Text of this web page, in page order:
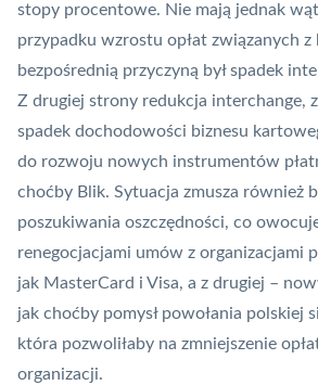
stopy procentowe. Nie mają jednak
przypadku wzrostu opłat związanych z
bezpośrednią przyczyną był spadek
Z drugiej strony redukcja interchange,
spadek dochodowości biznesu
do rozwoju nowych instrumentów
choćby Blik. Sytuacja zmusza również
poszukiwania oszczędności, co
renegocjacjami umów z organizacjami
jak MasterCard i Visa, a z drugiej –
jak choćby pomysł powołania polskiej
która pozwoliłaby na zmniejszenie
organizacji.